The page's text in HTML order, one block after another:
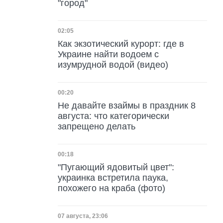
"город"
Дата публикации
02:05
Как экзотический курорт: где в
Украине найти водоем с
изумрудной водой (видео)
Дата публикации
00:20
Не давайте взаймы в праздник 8
августа: что категорически
запрещено делать
Дата публикации
00:18
"Пугающий ядовитый цвет":
украинка встретила паука,
похожего на краба (фото)
Дата публикации
07 августа, 23:06